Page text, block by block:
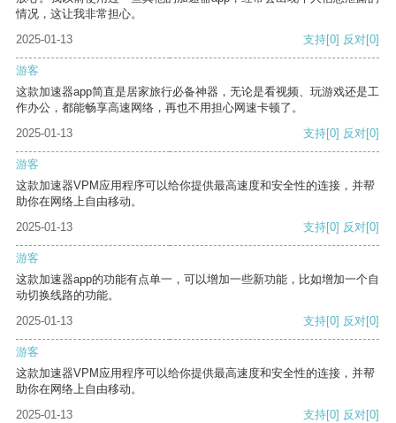
情况，这让我非常担心。
2025-01-13
支持[0] 反对[0]
游客
这款加速器app简直是居家旅行必备神器，无论是看视频、玩游戏还是工
作办公，都能畅享高速网络，再也不用担心网速卡顿了。
2025-01-13
支持[0] 反对[0]
游客
这款加速器VPM应用程序可以给你提供最高速度和安全性的连接，并帮
助你在网络上自由移动。
2025-01-13
支持[0] 反对[0]
游客
这款加速器app的功能有点单一，可以增加一些新功能，比如增加一个自
动切换线路的功能。
2025-01-13
支持[0] 反对[0]
游客
这款加速器VPM应用程序可以给你提供最高速度和安全性的连接，并帮
助你在网络上自由移动。
2025-01-13
支持[0] 反对[0]